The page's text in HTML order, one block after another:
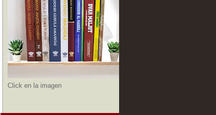
Click en la imagen